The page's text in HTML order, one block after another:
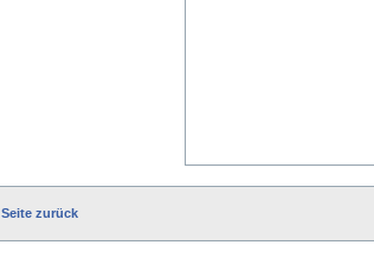
Seite zurück